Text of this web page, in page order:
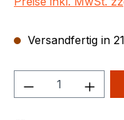
Versandfertig in
Produkt